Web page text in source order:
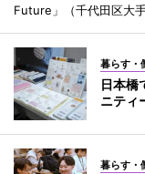
Future」（千代田区大手
暮らす・
日本
ニティ
暮らす・